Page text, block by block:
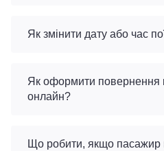
Як змінити дату або час
Як оформити повернення
онлайн?
Що робити, якщо пасажир